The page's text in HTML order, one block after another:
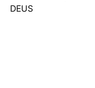
DEUS